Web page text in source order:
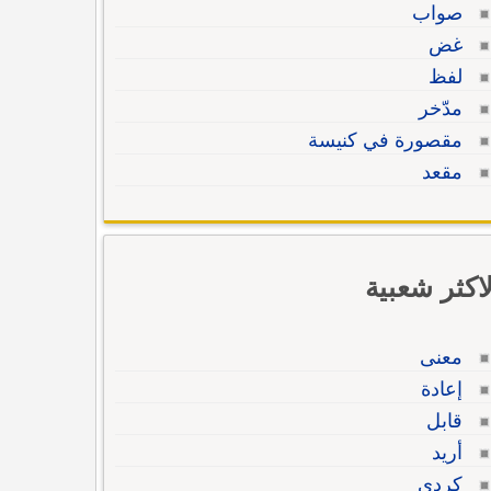
صواب
غض
لفظ
مدّخر
مقصورة في كنيسة
مقعد
شعبية
معنى
إعادة
قابل
أريد
كردي